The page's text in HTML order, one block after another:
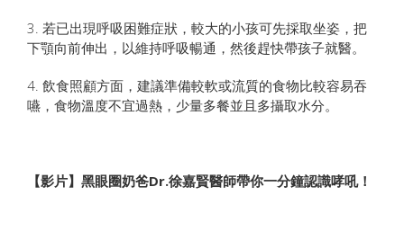
3. 若已出現呼吸困難症狀，較大的小孩可先採取坐姿，把
下顎向前伸出，以維持呼吸暢通，然後趕快帶孩子就醫。
4. 飲食照顧方面，建議準備較軟或流質的食物比較容易吞
嚥，食物溫度不宜過熱，少量多餐並且多攝取水分。
【影片】黑眼圈奶爸Dr.徐嘉賢醫師帶你一分鐘認識哮吼！